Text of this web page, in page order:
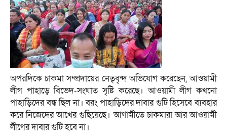
অপরদিকে চাকমা সম্প্রদায়ের নেতৃবৃন্দ অভিযোগ করেছেন, আওয়ামী
লীগ পাহাড়ে বিভেদ-সংঘাত সৃষ্টি করেছে। আওয়ামী লীগ কখনো
পাহাড়িদের বন্ধ ছিল না। বরং পাহাড়িদের দাবার গুটি হিসেবে ব্যবহার
করে নিজেদের আখের গুছিয়েছে। আগামীতে চাকমারা আর আওয়ামী
লীগের দাবার গুটি হবে না।